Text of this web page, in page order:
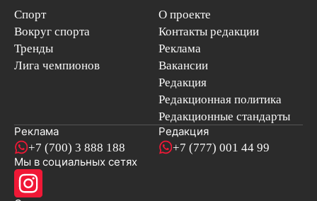
Спорт
Вокруг спорта
Тренды
Лига чемпионов
О проекте
Контакты редакции
Реклама
Вакансии
Редакция
Редакционная политика
Редакционные стандарты
Реклама
+7 (700) 3 888 188
Редакция
+7 (777) 001 44 99
Мы в социальных сетях